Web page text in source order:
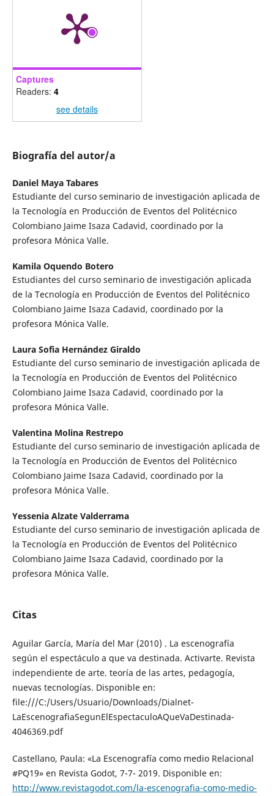
Captures
Readers: 4
see details
Biografía del autor/a
Daniel Maya Tabares
Estudiante del curso seminario de investigación aplicada de
la Tecnología en Producción de Eventos del Politécnico
Colombiano Jaime Isaza Cadavid, coordinado por la
profesora Mónica Valle.
Kamila Oquendo Botero
Estudiantes del curso seminario de investigación aplicada
de la Tecnología en Producción de Eventos del Politécnico
Colombiano Jaime Isaza Cadavid, coordinado por la
profesora Mónica Valle.
Laura Sofia Hernández Giraldo
Estudiante del curso seminario de investigación aplicada de
la Tecnología en Producción de Eventos del Politécnico
Colombiano Jaime Isaza Cadavid, coordinado por la
profesora Mónica Valle.
Valentina Molina Restrepo
Estudiante del curso seminario de investigación aplicada de
la Tecnología en Producción de Eventos del Politécnico
Colombiano Jaime Isaza Cadavid, coordinado por la
profesora Mónica Valle.
Yessenia Alzate Valderrama
Estudiante del curso seminario de investigación aplicada de
la Tecnología en Producción de Eventos del Politécnico
Colombiano Jaime Isaza Cadavid, coordinado por la
profesora Mónica Valle.
Citas
Aguilar García, María del Mar (2010) . La escenografía
según el espectáculo a que va destinada. Activarte. Revista
independiente de arte. teoría de las artes, pedagogía,
nuevas tecnologías. Disponible en:
file:///C:/Users/Usuario/Downloads/Dialnet-
LaEscenografiaSegunElEspectaculoAQueVaDestinada-
4046369.pdf
Castellano, Paula: «La Escenografía como medio Relacional
#PQ19» en Revista Godot, 7-7- 2019. Disponible en:
http://www.revistagodot.com/la-escenografia-como-medio-